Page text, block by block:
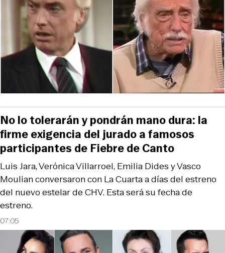
07:05
Luis Jara, Verónica Villarroel, Emilia Dides y Vasco
Moulian conversaron con La Cuarta a días del estreno
del nuevo estelar de CHV. Esta será su fecha de
estreno.
No lo tolerarán y pondrán mano dura: la
firme exigencia del jurado a famosos
participantes de Fiebre de Canto